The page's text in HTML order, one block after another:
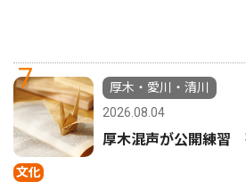
7
文化
厚木・愛川・清川
2026.08.04
厚木混声が公開練習